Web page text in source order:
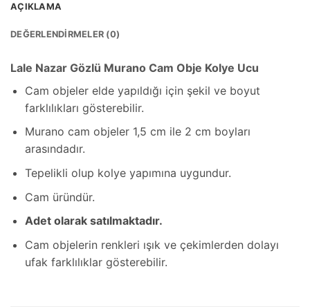
AÇIKLAMA
DEĞERLENDIRMELER (0)
Lale Nazar Gözlü Murano Cam Obje Kolye Ucu
Cam objeler elde yapıldığı için şekil ve boyut
farklılıkları gösterebilir.
Murano cam objeler 1,5 cm ile 2 cm boyları
arasındadır.
Tepelikli olup kolye yapımına uygundur.
Cam üründür.
Adet olarak satılmaktadır.
Cam objelerin renkleri ışık ve çekimlerden dolayı
ufak farklılıklar gösterebilir.